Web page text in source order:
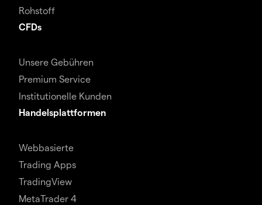
Rohstoff
CFDs
Unsere Gebühren
Premium Service
Institutionelle Kunden
Handelsplattformen
Webbasierte
Trading Apps
TradingView
MetaTrader 4